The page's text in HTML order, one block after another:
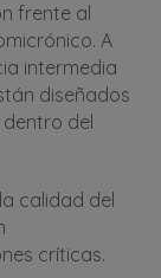
frente al
A
intermedia
diseñados
del
calidad del
críticas.